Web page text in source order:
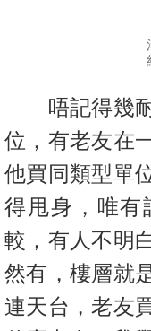
產
新
聞
據
公
佈
唔記得幾耐
位，有老友在
他買同類型單
得甩身，唯有
較，有人不明
然有，樓層就
連天台，老友